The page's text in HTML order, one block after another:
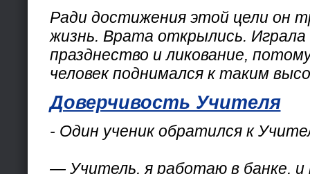
Ради достижения этой цели он
жизнь. Врата открылись.
празднество и ликование,
человек поднимался к таким
Доверчивость Учителя
- Один ученик обратился к
— Учитель, я работаю в банке, и